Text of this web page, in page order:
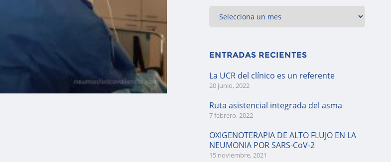
ENTRADAS RECIENTES
La UCR del clínico es un referente
20 junio, 2022
Ruta asistencial integrada del asma
7 febrero, 2022
OXIGENOTERAPIA DE ALTO FLUJO EN LA
NEUMONIA POR SARS-CoV-2
15 noviembre, 2021